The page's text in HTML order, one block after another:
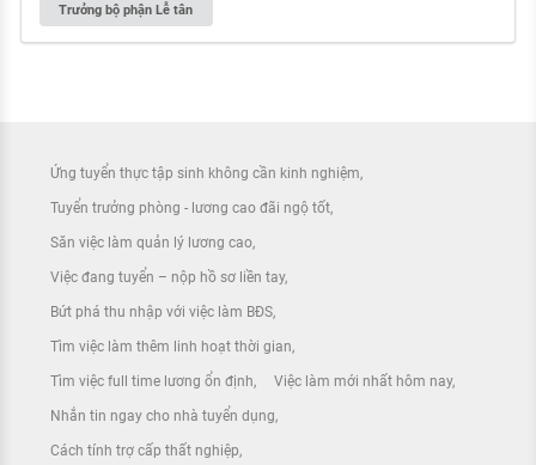
Trưởng bộ phận Lễ tân
Ứng tuyển thực tập sinh không cần kinh nghiệm
Tuyển trưởng phòng - lương cao đãi ngộ tốt
Săn việc làm quản lý lương cao
Việc đang tuyển – nộp hồ sơ liền tay
Bứt phá thu nhập với việc làm BĐS
Tìm việc làm thêm linh hoạt thời gian
Tìm việc full time lương ổn định Việc làm mới nhất hôm nay
Nhắn tin ngay cho nhà tuyển dụng
Cách tính trợ cấp thất nghiệp